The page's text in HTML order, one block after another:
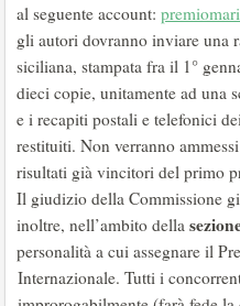
al seguente account:
gli autori dovranno inviare una
siciliana, stampata fra il 1°
dieci copie, unitamente ad una
e i recapiti postali e telefonici
restituiti. Non verranno
risultati già vincitori del primo
Il giudizio della Commissione
inoltre, nell’ambito della
personalità a cui assegnare il
Internazionale. Tutti i